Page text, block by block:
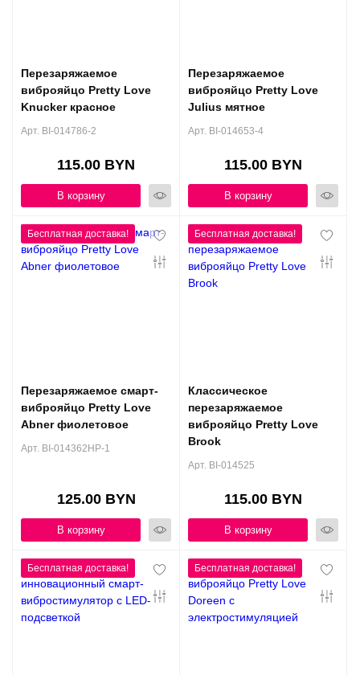
Перезаряжаемое
виброяйцо Pretty Love
Knucker красное
Арт. BI-014786-2
115.00 BYN
В корзину
Перезаряжаемое
виброяйцо Pretty Love
Julius мятное
Арт. BI-014653-4
115.00 BYN
В корзину
Перезаряжаемое смарт-
виброяйцо Pretty Love
Abner фиолетовое
Арт. BI-014362HP-1
125.00 BYN
В корзину
Классическое
перезаряжаемое
виброяйцо Pretty Love
Brook
Арт. BI-014525
115.00 BYN
В корзину